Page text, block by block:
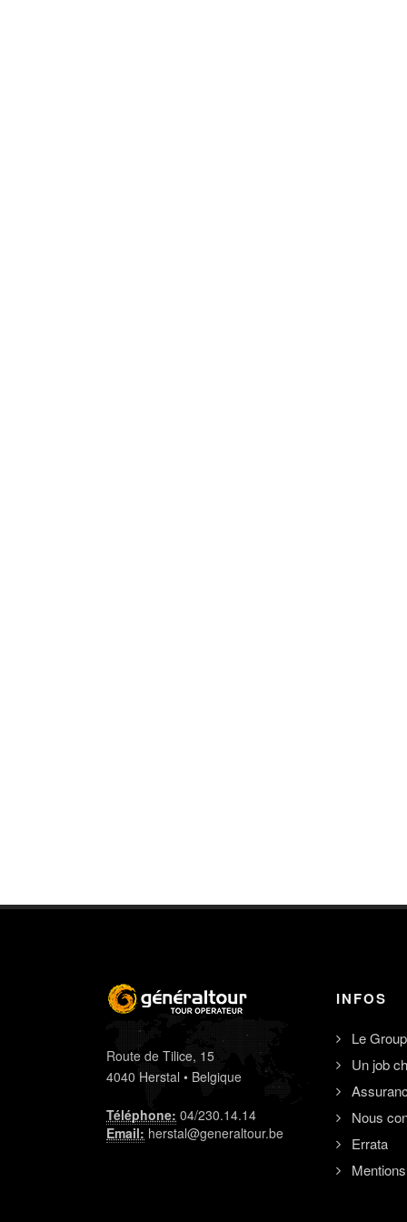
Route de Tilice, 15
4040 Herstal • Belgique
Téléphone: 04/230.14.14
Email: herstal@generaltour.be
INFOS
Le
Un job
Nous
Errata